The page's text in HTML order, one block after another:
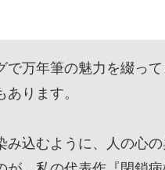
万年筆の魅力を綴っ
あります。
込むように、人の心